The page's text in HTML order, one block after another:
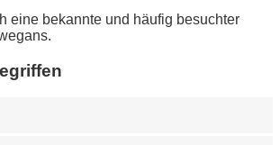
eine bekannte und häufig besuchter